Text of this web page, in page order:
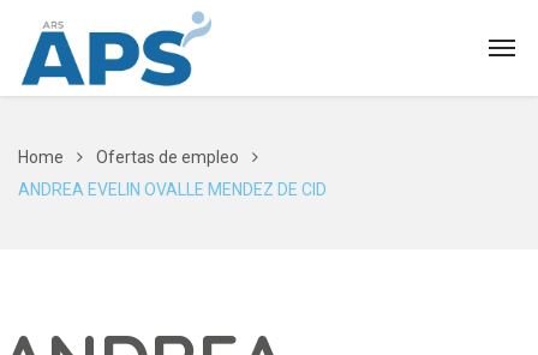
Home
Ofertas de empleo
ANDREA EVELIN OVALLE MENDEZ DE CID